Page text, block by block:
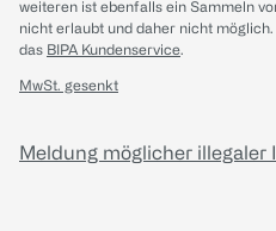
weiteren ist ebenfalls ein Sammeln
nicht erlaubt und daher nicht möglich.
das BIPA Kundenservice.
MwSt. gesenkt
Meldung möglicher illegaler